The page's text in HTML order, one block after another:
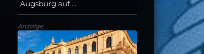
Augsburg auf ...
Anzeige